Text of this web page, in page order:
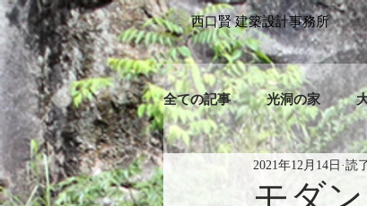
​西口賢 建築設計事務所
全ての記事 光洞の家
モダ
2021年12月14日 読